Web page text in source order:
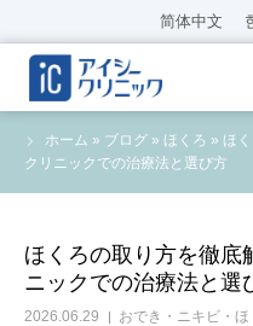
简体中文
ホーム » ブログ » ほくろ » ほ
クリニックでの治療法と選び方
ほくろの取り方を徹底
ニックでの治療法と選
2026.06.29 おでき・ニキビ・ほ
クリニック紹介
診療内容
WEB予約